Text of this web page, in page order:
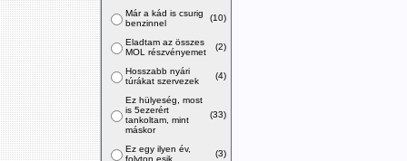
Már a kád is csurig
benzinnel
(10)
Eladtam az összes
MOL részvényemet
(2)
Hosszabb nyári
túrákat szervezek
(4)
Ez hülyeség, most
is 5ezerért
tankoltam, mint
máskor
(33)
Ez egy ilyen év,
folyton esik
(3)